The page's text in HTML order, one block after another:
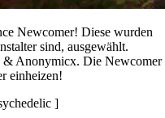
Newcomer! Diese wurden
sind, ausgewählt.
& Anonymicx. Die Newcomer
einheizen!
]